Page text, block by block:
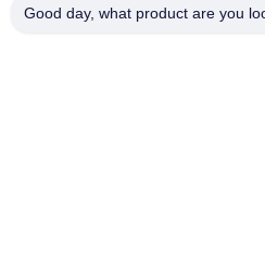
Good day, what product are you